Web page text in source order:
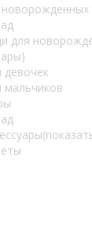
новорожденных
для
девочек
мальчиков